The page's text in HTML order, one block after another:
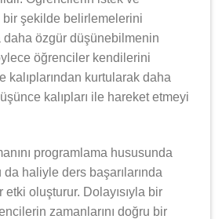
bir şekilde belirlemelerini
özgür düşünebilmenin
öğrenciler kendilerini
kalıplarından kurtularak daha
kalıpları ile hareket etmeyi
programlama hususunda
haliyle ders başarılarında
oluşturur. Dolayısıyla bir
zamanlarını doğru bir